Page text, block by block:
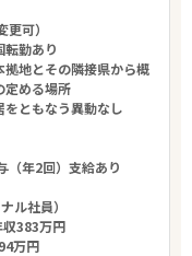
可）
転勤あり
拠地とその隣接県から概
める場所
をともなう異動なし
（年2回）支給あり
ル社員）
収383万円
万円